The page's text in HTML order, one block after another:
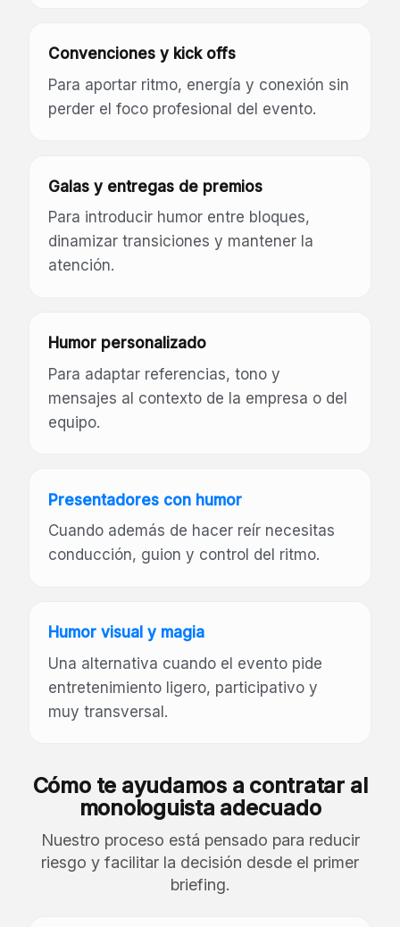
Convenciones y kick offs
Para aportar ritmo, energía y conexión sin
perder el foco profesional del evento.
Galas y entregas de premios
Para introducir humor entre bloques,
dinamizar transiciones y mantener la
atención.
Humor personalizado
Para adaptar referencias, tono y
mensajes al contexto de la empresa o del
equipo.
Presentadores con humor
Cuando además de hacer reír necesitas
conducción, guion y control del ritmo.
Humor visual y magia
Una alternativa cuando el evento pide
entretenimiento ligero, participativo y
muy transversal.
Cómo te ayudamos a contratar al
monologuista adecuado
Nuestro proceso está pensado para reducir
riesgo y facilitar la decisión desde el primer
briefing.